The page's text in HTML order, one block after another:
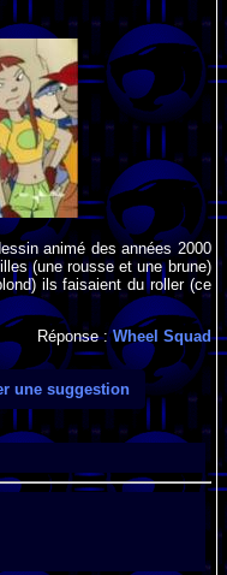
animé des années 2000
(une rousse et une brune)
ils faisaient du roller (ce
Réponse :Wheel Squad
une suggestion